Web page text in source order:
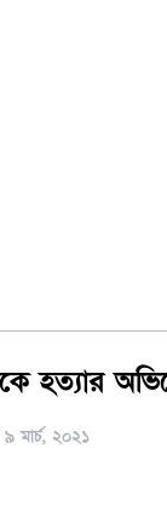
হত্যার
৯ মার্চ, ২০২১